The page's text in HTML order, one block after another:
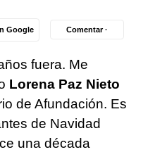
Google Comentar ·
fuera. Me
Lorena Paz Nieto
de Afundación. Es
de Navidad
una década